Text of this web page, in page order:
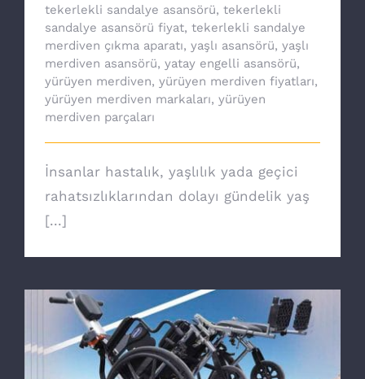
tekerlekli sandalye asansörü, tekerlekli
sandalye asansörü fiyat, tekerlekli sandalye
merdiven çıkma aparatı, yaşlı asansörü, yaşlı
merdiven asansörü, yatay engelli asansörü,
yürüyen merdiven, yürüyen merdiven fiyatları,
yürüyen merdiven markaları, yürüyen
merdiven parçaları
İnsanlar hastalık, yaşlılık yada geçici
rahatsızlıklarından dolayı gündelik yaş
[...]